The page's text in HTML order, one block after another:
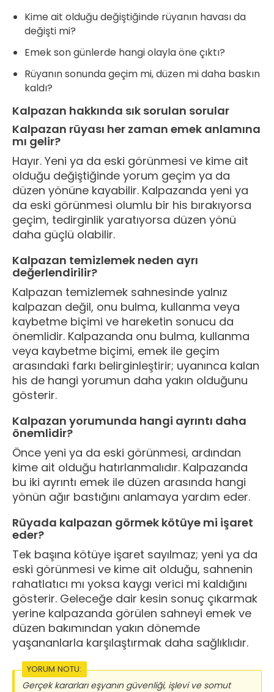
Kime ait olduğu değiştiğinde rüyanın havası da
değişti mi?
Emek son günlerde hangi olayla öne çıktı?
Rüyanın sonunda geçim mi, düzen mi daha baskın
kaldı?
Kalpazan hakkında sık sorulan sorular
Kalpazan rüyası her zaman emek anlamına
mı gelir?
Hayır. Yeni ya da eski görünmesi ve kime ait
olduğu değiştiğinde yorum geçim ya da
düzen yönüne kayabilir. Kalpazanda yeni ya
da eski görünmesi olumlu bir his bırakıyorsa
geçim, tedirginlik yaratıyorsa düzen yönü
daha güçlü olabilir.
Kalpazan temizlemek neden ayrı
değerlendirilir?
Kalpazan temizlemek sahnesinde yalnız
kalpazan değil, onu bulma, kullanma veya
kaybetme biçimi ve hareketin sonucu da
önemlidir. Kalpazanda onu bulma, kullanma
veya kaybetme biçimi, emek ile geçim
arasındaki farkı belirginleştirir; uyanınca kalan
his de hangi yorumun daha yakın olduğunu
gösterir.
Kalpazan yorumunda hangi ayrıntı daha
önemlidir?
Önce yeni ya da eski görünmesi, ardından
kime ait olduğu hatırlanmalıdır. Kalpazanda
bu iki ayrıntı emek ile düzen arasında hangi
yönün ağır bastığını anlamaya yardım eder.
Rüyada kalpazan görmek kötüye mi işaret
eder?
Tek başına kötüye işaret sayılmaz; yeni ya da
eski görünmesi ve kime ait olduğu, sahnenin
rahatlatıcı mı yoksa kaygı verici mi kaldığını
gösterir. Geleceğe dair kesin sonuç çıkarmak
yerine kalpazanda görülen sahneyi emek ve
düzen bakımından yakın dönemde
yaşananlarla karşılaştırmak daha sağlıklıdır.
YORUM NOTU:
Gerçek kararları eşyanın güvenliği, işlevi ve somut